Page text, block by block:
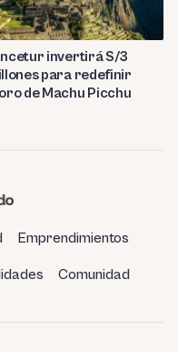
invertirá S/3
para redefinir
de Machu Picchu
Emprendimientos
Comunidad